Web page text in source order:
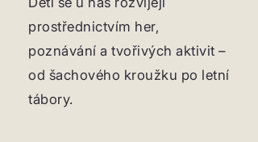
prostřednictvím her,
poznávání a tvořivých aktivit –
od šachového kroužku po letní
tábory.